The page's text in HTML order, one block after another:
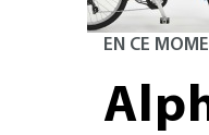
EN CE